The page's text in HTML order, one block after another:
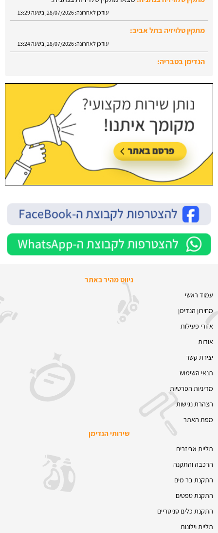
ניווט מהיר באתר
עמוד ראשי
מחירון הנדימן
אזורי פעילות
אודות
יצירת קשר
תנאי השימוש
מדיניות הפרטיות
הצהרת נגישות
מפת האתר
שירותי הנדימן
תליית אביזרים
הרכבה והתקנה
התקנת בר מים
התקנת טפטים
התקנת כלים סניטריים
תליית וילונות